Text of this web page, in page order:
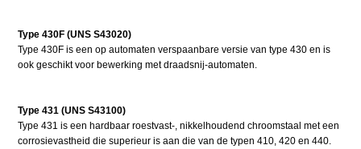
Type 430F (UNS S43020)
Type 430F is een op automaten verspaanbare versie van type 430 en is
ook geschikt voor bewerking met draadsnij-automaten.
Type 431 (UNS S43100)
Type 431 is een hardbaar roestvast-, nikkelhoudend chroomstaal met een
corrosievastheid die superieur is aan die van de typen 410, 420 en 440.